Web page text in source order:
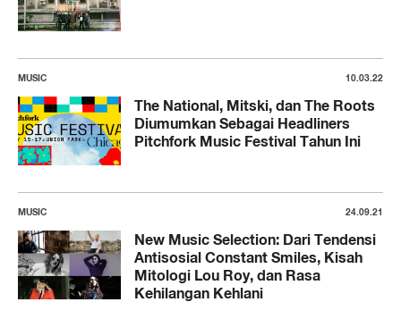
MUSIC 10.03.22
The National, Mitski, dan The Roots
Diumumkan Sebagai Headliners
Pitchfork Music Festival Tahun Ini
MUSIC 24.09.21
New Music Selection: Dari Tendensi
Antisosial Constant Smiles, Kisah
Mitologi Lou Roy, dan Rasa
Kehilangan Kehlani